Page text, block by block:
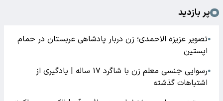
پر بازدید
●تصویر عزیزه الاحمدی؛ زن دربار پادشاهی عربستان در حمام
اپستین
●
رسوایی جنسی معلم زن با شاگرد ۱۷ ساله | یادگیری از
اشتباهات گذشته